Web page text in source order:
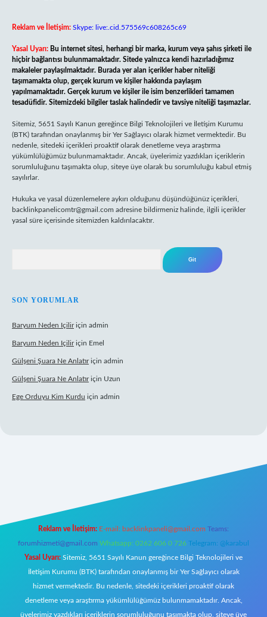
Reklam ve İletişim: Skype: live:.cid.575569c608265c69
Yasal Uyarı: Bu internet sitesi, herhangi bir marka, kurum veya şahıs şirketi ile
hiçbir bağlantısı bulunmamaktadır. Sitede yalnızca kendi hazırladığımız
makaleler paylaşılmaktadır. Burada yer alan içerikler haber niteliği
taşımamakta olup, gerçek kurum ve kişiler hakkında paylaşım
yapılmamaktadır. Gerçek kurum ve kişiler ile isim benzerlikleri tamamen
tesadüfidir. Sitemizdeki bilgiler taslak halindedir ve tavsiye niteliği taşımazlar.
Sitemiz, 5651 Sayılı Kanun gereğince Bilgi Teknolojileri ve İletişim Kurumu
(BTK) tarafından onaylanmış bir Yer Sağlayıcı olarak hizmet vermektedir. Bu
nedenle, sitedeki içerikleri proaktif olarak denetleme veya araştırma
yükümlülüğümüz bulunmamaktadır. Ancak, üyelerimiz yazdıkları içeriklerin
sorumluluğunu taşımakta olup, siteye üye olarak bu sorumluluğu kabul etmiş
sayılırlar.
Hukuka ve yasal düzenlemelere aykırı olduğunu düşündüğünüz içerikleri,
backlinkpanelicomtr@gmail.com adresine bildirmeniz halinde, ilgili içerikler
yasal süre içerisinde sitemizden kaldırılacaktır.
SON YORUMLAR
Baryum Neden Içiliriçin admin
Baryum Neden Içiliriçin Emel
Gülşeni Şuara Ne Anlatıriçin admin
Gülşeni Şuara Ne Anlatıriçin Uzun
Ege Orduyu Kim Kurdu için admin
Reklam ve İletişim: E-mail: backlinkpaneli@gmail.com Teams:
forumhizmeti@gmail.com Whatsapp: 0262 606 0 726 Telegram: @karabul
Yasal Uyarı: Sitemiz, 5651 Sayılı Kanun gereğince Bilgi Teknolojileri ve
İletişim Kurumu (BTK) tarafından onaylanmış bir Yer Sağlayıcı olarak
hizmet vermektedir. Bu nedenle, sitedeki içerikleri proaktif olarak
denetleme veya araştırma yükümlülüğümüz bulunmamaktadır. Ancak,
üyelerimiz yazdıkları içeriklerin sorumluluğunu taşımakta olup, siteye üye